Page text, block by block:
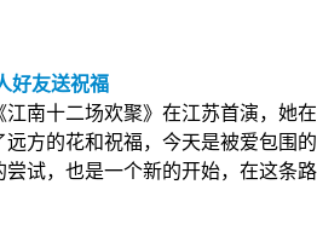
好友送祝福
南十二场欢聚》在江苏首演，她在
方的花和祝福，今天是被爱包围的
试，也是一个新的开始，在这条路